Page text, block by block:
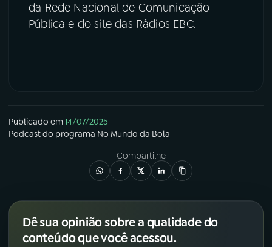
da Rede Nacional de Comunicação
Pública e do site das Rádios EBC.
Publicado em14/07/2025
Podcastdo programa No Mundo da Bola
Compartilhe
Dê sua opinião sobre a qualidade do
conteúdo que você acessou.